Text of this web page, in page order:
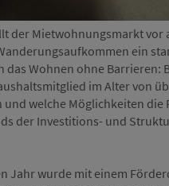
der Mietwohnungsmarkt
ein
das Wohnen ohne Barrieren:
im Alter von
welche Möglichkeiten die
der Investitions- und
Jahr wurde mit einem